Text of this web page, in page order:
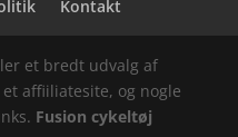
Kontakt
et bredt udvalg af
affiiliatesite, og nogle
Fusion cykeltøj